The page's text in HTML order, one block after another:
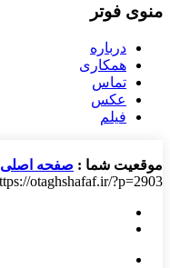
منوی فوتر
درباره
همکاری
تماس
عکس
فیلم
موقعیت شما : صفحه اصلی
otaghshafaf.ir/?p=2903